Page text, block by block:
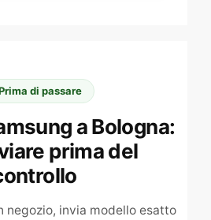
di passare
a Bologna:
prima del
negozio, invia modello esatto